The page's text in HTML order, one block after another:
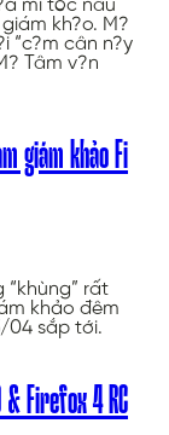
mi tóc nâu
kh?o. M?
“c?m cân n?y
Tâm v?n
giám khảo Fi
“khùng” rất
khảo đêm
04 sắp tới.
Firefox 4 RC